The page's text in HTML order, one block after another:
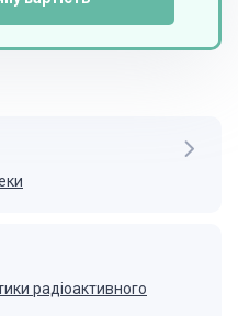
радіоактивного